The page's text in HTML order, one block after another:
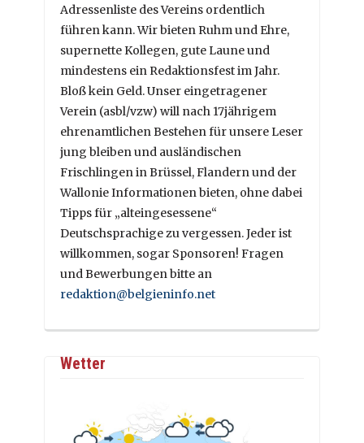
Adressenliste des Vereins ordentlich
führen kann. Wir bieten Ruhm und Ehre,
supernette Kollegen, gute Laune und
mindestens ein Redaktionsfest im Jahr.
Bloß kein Geld. Unser eingetragener
Verein (asbl/vzw) will nach 17jährigem
ehrenamtlichen Bestehen für unsere Leser
jung bleiben und ausländischen
Frischlingen in Brüssel, Flandern und der
Wallonie Informationen bieten, ohne dabei
Tipps für „alteingesessene“
Deutschsprachige zu vergessen. Jeder ist
willkommen, sogar Sponsoren! Fragen
und Bewerbungen bitte an
redaktion@belgieninfo.net
Wetter